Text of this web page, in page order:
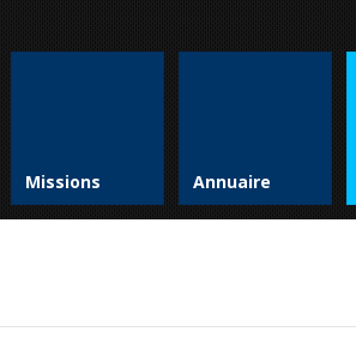
Missions Annuaire